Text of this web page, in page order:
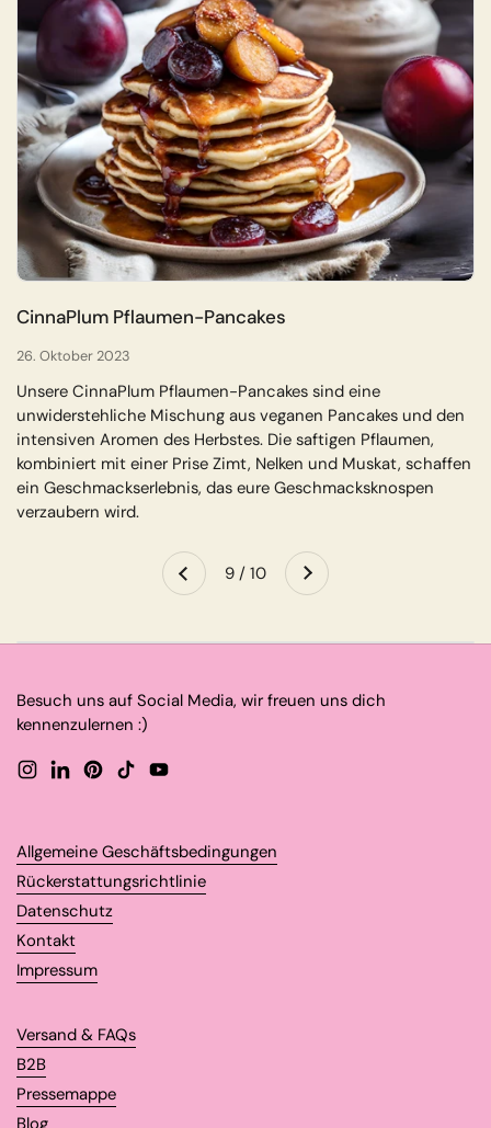
CinnaPlum Pflaumen-Pancakes
26. Oktober 2023
Unsere CinnaPlum Pflaumen-Pancakes sind eine
unwiderstehliche Mischung aus veganen Pancakes und den
intensiven Aromen des Herbstes. Die saftigen Pflaumen,
kombiniert mit einer Prise Zimt, Nelken und Muskat, schaffen
ein Geschmackserlebnis, das eure Geschmacksknospen
verzaubern wird.
Zurück 9 / 10 Weiter
Besuch uns auf Social Media, wir freuen uns dich
kennenzulernen :)
Instagram
LinkedInPinterest
TikTokYouTube
Allgemeine Geschäftsbedingungen
Rückerstattungsrichtlinie
Datenschutz
Kontakt
Impressum
Versand & FAQs
B2B
Pressemappe
Blog